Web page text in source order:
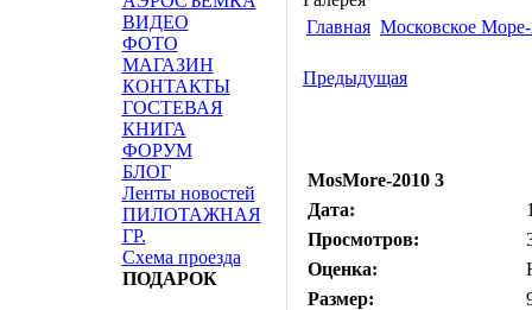
ВИДЕО
ФОТО
МАГАЗИН
КОНТАКТЫ
ГОСТЕВАЯ
КНИГА
ФОРУМ
БЛОГ
Ленты новостей
ПИЛОТАЖНАЯ
ГР.
Схема проезда
ПОДАРОК
Главная Московское
Предыдущая
MosMore-2010 3
Дата:
Просмотров:
Оценка:
Размер: